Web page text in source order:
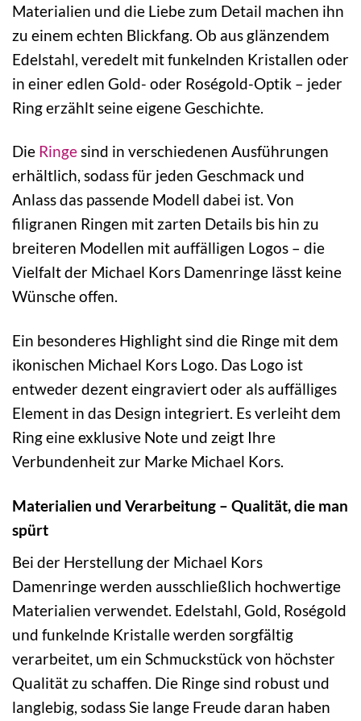
Materialien und die Liebe zum Detail machen ihn
zu einem echten Blickfang. Ob aus glänzendem
Edelstahl, veredelt mit funkelnden Kristallen oder
in einer edlen Gold- oder Roségold-Optik – jeder
Ring erzählt seine eigene Geschichte.
Die Ringesind in verschiedenen Ausführungen
erhältlich, sodass für jeden Geschmack und
Anlass das passende Modell dabei ist. Von
filigranen Ringen mit zarten Details bis hin zu
breiteren Modellen mit auffälligen Logos – die
Vielfalt der Michael Kors Damenringe lässt keine
Wünsche offen.
Ein besonderes Highlight sind die Ringe mit dem
ikonischen Michael Kors Logo. Das Logo ist
entweder dezent eingraviert oder als auffälliges
Element in das Design integriert. Es verleiht dem
Ring eine exklusive Note und zeigt Ihre
Verbundenheit zur Marke Michael Kors.
Materialien und Verarbeitung – Qualität, die man
spürt
Bei der Herstellung der Michael Kors
Damenringe werden ausschließlich hochwertige
Materialien verwendet. Edelstahl, Gold, Roségold
und funkelnde Kristalle werden sorgfältig
verarbeitet, um ein Schmuckstück von höchster
Qualität zu schaffen. Die Ringe sind robust und
langlebig, sodass Sie lange Freude daran haben